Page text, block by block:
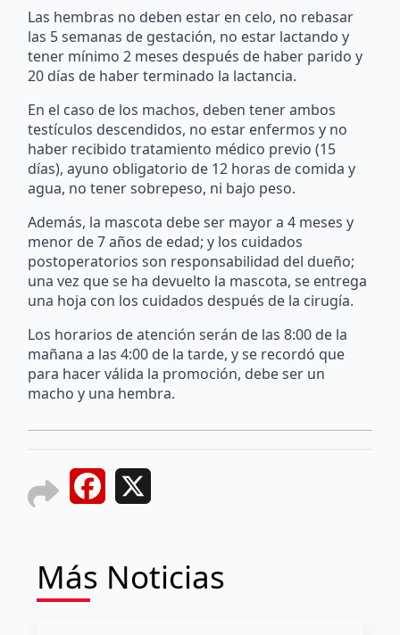
Las hembras no deben estar en celo, no rebasar
las 5 semanas de gestación, no estar lactando y
tener mínimo 2 meses después de haber parido y
20 días de haber terminado la lactancia.
En el caso de los machos, deben tener ambos
testículos descendidos, no estar enfermos y no
haber recibido tratamiento médico previo (15
días), ayuno obligatorio de 12 horas de comida y
agua, no tener sobrepeso, ni bajo peso.
Además, la mascota debe ser mayor a 4 meses y
menor de 7 años de edad; y los cuidados
postoperatorios son responsabilidad del dueño;
una vez que se ha devuelto la mascota, se entrega
una hoja con los cuidados después de la cirugía.
Los horarios de atención serán de las 8:00 de la
mañana a las 4:00 de la tarde, y se recordó que
para hacer válida la promoción, debe ser un
macho y una hembra.
Facebook
Más Noticias